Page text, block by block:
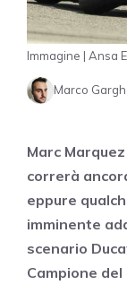
Immagine | Ansa
Marco
Marc
correrà
eppure
imminente
scenario
Campione del